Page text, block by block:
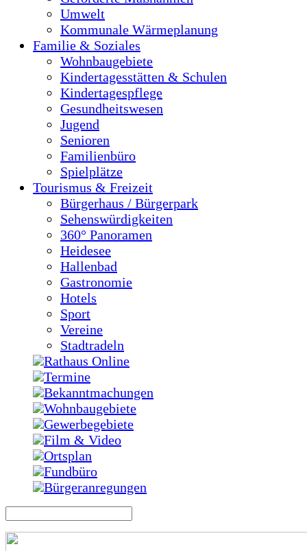
Umwelt
Kommunale Wärmeplanung
Familie & Soziales
Wohnbaugebiete
Kindertagesstätten & Schulen
Kindertagespflege
Gesundheitswesen
Jugend
Senioren
Familienbüro
Spielplätze
Tourismus & Freizeit
Bürgerhaus / Bürgerpark
Sehenswürdigkeiten
360° Panoramen
Heidesee
Hallenbad
Gastronomie
Hotels
Sport
Vereine
Stadtradeln
Rathaus Online
Termine
Bekanntmachungen
Wohnbaugebiete
Gewerbegebiete
Film & Video
Ortsplan
Fundbüro
Bürgeranregungen